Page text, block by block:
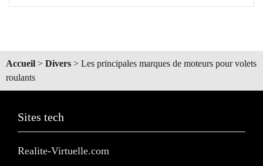
Accueil > Divers > Les principales marques de moteurs pour volets
roulants
Sites tech
Realite-Virtuelle.com